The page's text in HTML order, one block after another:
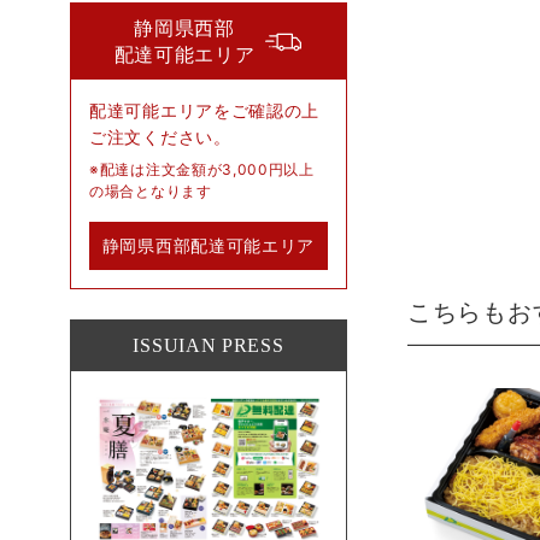
静岡県西部
配達可能エリア
配達可能エリアをご確認の上
ご注文ください。
※配達は注文金額が3,000円以上
の場合となります
静岡県西部配達可能エリア
のご確認
ISSUIAN PRESS
こちらもお